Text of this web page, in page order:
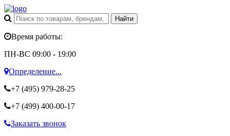
Время работы:
ПН-ВС 09:00 - 19:00
Определение...
+7 (495) 979-28-25
+7 (499) 400-00-17
Заказать звонок